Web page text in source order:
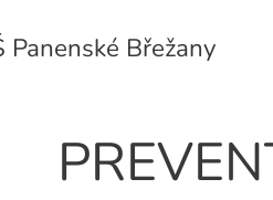
Panenské Břežany